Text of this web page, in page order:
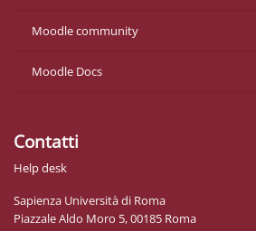
Moodle community
Moodle Docs
Contatti
Help desk
Sapienza Università di Roma
Piazzale Aldo Moro 5, 00185 Roma